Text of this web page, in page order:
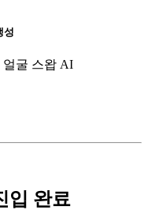
성
얼굴 스왑 AI
입 완료